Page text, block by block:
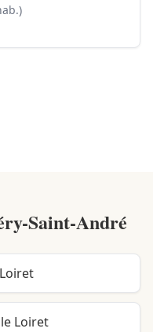
Saint-André
Loiret